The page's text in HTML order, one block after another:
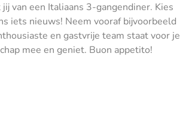
van een Italiaans 3-gangendiner. Kies
iets nieuws! Neem vooraf bijvoorbeeld
en gastvrije team staat voor je
mee en geniet. Buon appetito!